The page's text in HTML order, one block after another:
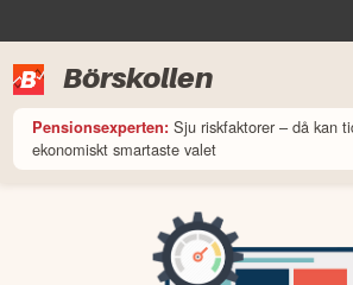
Börskollen
Pensionsexperten: Sju riskfaktorer – då kan
ekonomiskt smartaste valet